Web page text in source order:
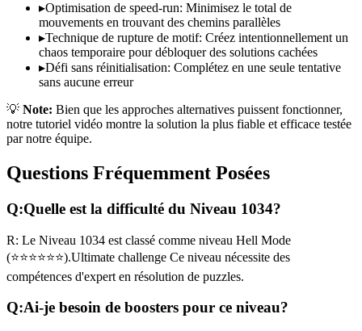
▸Optimisation de speed-run: Minimisez le total de
mouvements en trouvant des chemins parallèles
▸Technique de rupture de motif: Créez intentionnellement un
chaos temporaire pour débloquer des solutions cachées
▸Défi sans réinitialisation: Complétez en une seule tentative
sans aucune erreur
💡 Note: Bien que les approches alternatives puissent fonctionner,
notre tutoriel vidéo montre la solution la plus fiable et efficace testée
par notre équipe.
Questions Fréquemment Posées
Q:Quelle est la difficulté du Niveau 1034?
R: Le Niveau 1034 est classé comme niveau Hell Mode
(⭐⭐⭐⭐⭐⭐).Ultimate challenge Ce niveau nécessite des
compétences d'expert en résolution de puzzles.
Q:Ai-je besoin de boosters pour ce niveau?